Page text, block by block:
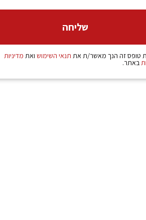
טופס זה הנך מאשר/ת את תנאי השימוש ואת מדיניות
באתר.